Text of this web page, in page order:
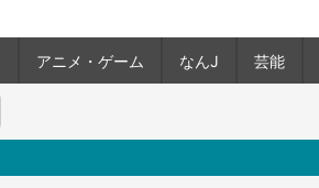
アニメ・ゲーム なんJ 芸能